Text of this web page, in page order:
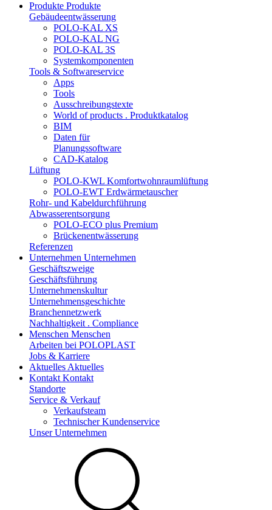
Produkte Produkte
Gebäudeentwässerung
POLO-KAL XS
POLO-KAL NG
POLO-KAL 3S
Systemkomponenten
Tools & Softwareservice
Apps
Tools
Ausschreibungstexte
World of products . Produktkatalog
BIM
Daten für
Planungssoftware
CAD-Katalog
Lüftung
POLO-KWL Komfortwohnraumlüftung
POLO-EWT Erdwärmetauscher
Rohr- und Kabeldurchführung
Abwasserentsorgung
POLO-ECO plus Premium
Brückenentwässerung
Referenzen
Unternehmen Unternehmen
Geschäftszweige
Geschäftsführung
Unternehmenskultur
Unternehmensgeschichte
Branchennetzwerk
Nachhaltigkeit . Compliance
Menschen Menschen
Arbeiten bei POLOPLAST
Jobs & Karriere
Aktuelles Aktuelles
Kontakt Kontakt
Standorte
Service & Verkauf
Verkaufsteam
Technischer Kundenservice
Unser Unternehmen